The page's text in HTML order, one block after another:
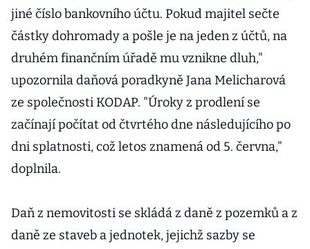
jiné číslo bankovního účtu. Pokud majitel sečte
částky dohromady a pošle je na jeden z účtů, na
druhém finančním úřadě mu vznikne dluh,"
upozornila daňová poradkyně Jana Melicharová
ze společnosti KODAP. "Úroky z prodlení se
začínají počítat od čtvrtého dne následujícího po
dni splatnosti, což letos znamená od 5. června,"
doplnila.
Daň z nemovitosti se skládá z daně z pozemků a z
daně ze staveb a jednotek, jejichž sazby se